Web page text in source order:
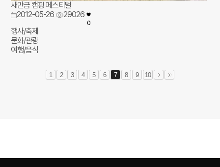
새만금 캠핑 페스티벌
2012-05-26
29026
0
행사/축제
문화/관광
여행/음식
1 2 3 4 5 6 7 8 9 10